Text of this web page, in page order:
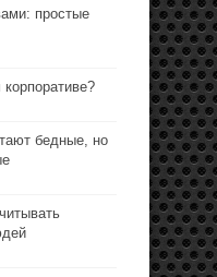
простые
бедные, но